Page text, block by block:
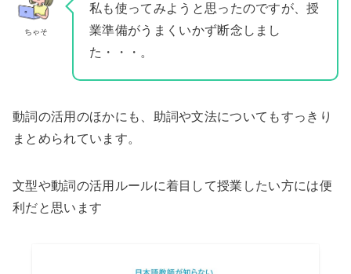
ちゃそ
私も使ってみようと思ったのですが、授
業準備がうまくいかず断念しまし
た・・・。
動詞の活用のほかにも、助詞や文法についてもすっきり
まとめられています。
文型や動詞の活用ルールに着目して授業したい方には便
利だと思います